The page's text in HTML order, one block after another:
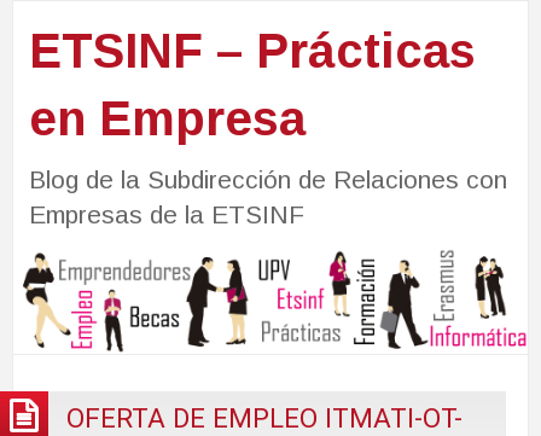
ETSINF – Prácticas
en Empresa
Blog de la Subdirección de Relaciones con
Empresas de la ETSINF
OFERTA DE EMPLEO ITMATI-OT-